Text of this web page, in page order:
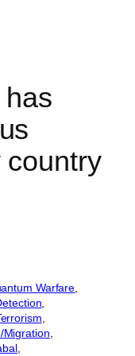
has
country
Warfare
Migration